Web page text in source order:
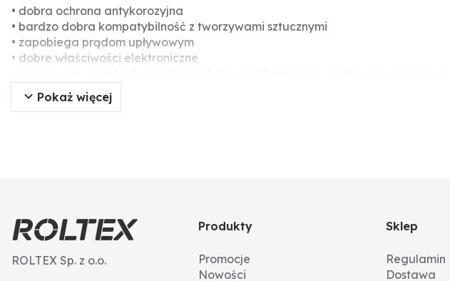
• dobra ochrona antykorozyjna
• bardzo dobra kompatybilność z tworzywami sztucznymi
• zapobiega prądom upływowym
• dobre właściwości elektroniczne
Pokaż więcej
ROLTEX Sp. z o.o.
Produkty
Promocje
Nowości
Sklep
Regulamin
Dostawa